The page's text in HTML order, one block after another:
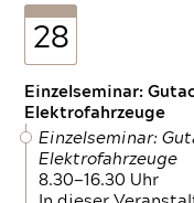
28
Einzelseminar:
Elektrofahrzeuge
Einzelseminar:
Elektrofahrzeuge
8.30—16.30 Uhr